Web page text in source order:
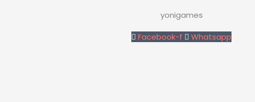
yonigames
Facebook-f Whatsapp